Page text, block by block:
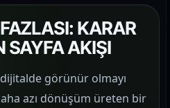
KARAR
SAYFA AKIŞI
görünür olmayı
azı dönüşüm üreten bir